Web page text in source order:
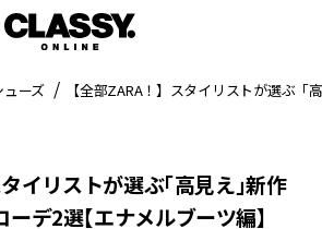
ューズ 【全部ZARA！】スタイリストが選ぶ
タイリストが選ぶ「高見え」新作
デ2選【エナメルブーツ編】